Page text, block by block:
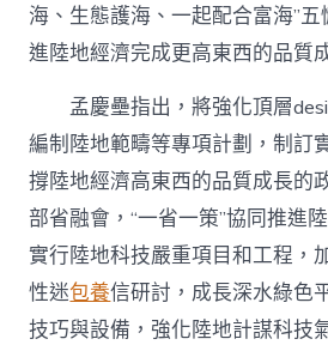
海、生態護海、一起配合富海”
進陸地經濟完成更高東西的品質
孟慶壘指出，將強化頂層
編制陸地範疇等專項計劃，制訂
撐陸地經濟高東西的品質成長的
部省融會，“一省一策”協同推進
實行陸地科技嚴重項目和工程，
性迷包養信研討，成長深水綠色
技巧與設備，強化陸地計謀科技